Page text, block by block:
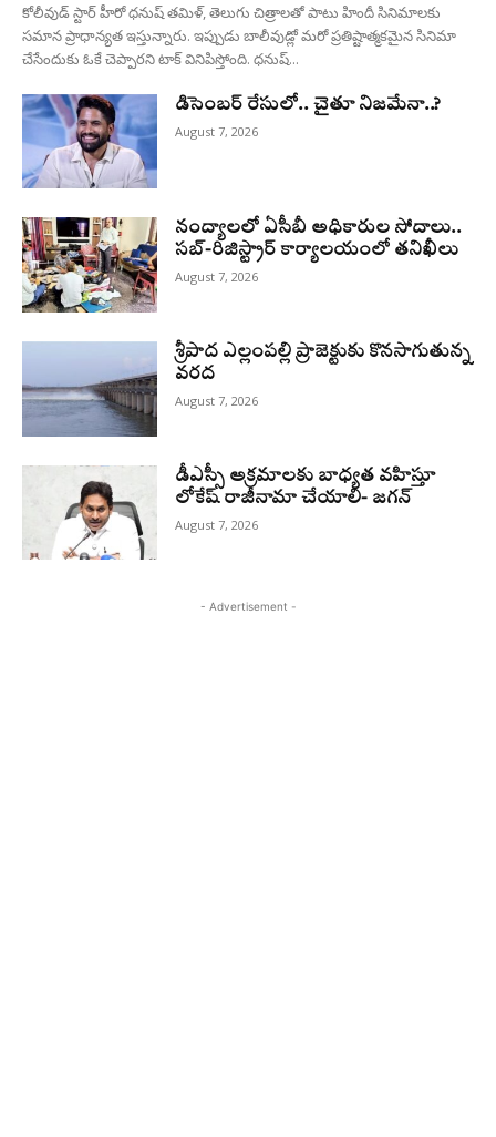
కోలీవుడ్ స్టార్ హీరో ధనుష్ తమిళ్, తెలుగు చిత్రాలతో పాటు హిందీ సినిమాలకు
సమాన ప్రాధాన్యత ఇస్తున్నారు. ఇప్పుడు బాలీవుడ్లో మరో ప్రతిష్టాత్మకమైన సినిమా
చేసేందుకు ఓకే చెప్పారని టాక్ వినిపిస్తోంది. ధనుష్...
డిసెంబర్ రేసులో.. చైతూ నిజమేనా..?
August 7, 2026
నంద్యాలలో ఏసీబీ అధికారుల సోదాలు..
సబ్-రిజిస్ట్రార్ కార్యాలయంలో తనిఖీలు
August 7, 2026
శ్రీపాద ఎల్లంపల్లి ప్రాజెక్టుకు కొనసాగుతున్న
వరద
August 7, 2026
డీఎస్సీ అక్రమాలకు బాధ్యత వహిస్తూ
లోకేష్‌ రాజీనామా చేయాలి- జగన్
August 7, 2026
- Advertisement -